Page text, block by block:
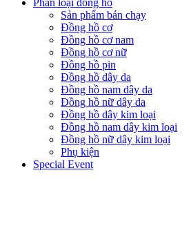
Phân loại đồng hồ
Sản phẩm bán chạy
Đồng hồ cơ
Đồng hồ cơ nam
Đồng hồ cơ nữ
Đồng hồ pin
Đồng hồ dây da
Đồng hồ nam dây da
Đồng hồ nữ dây da
Đồng hồ dây kim loại
Đồng hồ nam dây kim loại
Đồng hồ nữ dây kim loại
Phụ kiện
Special Event